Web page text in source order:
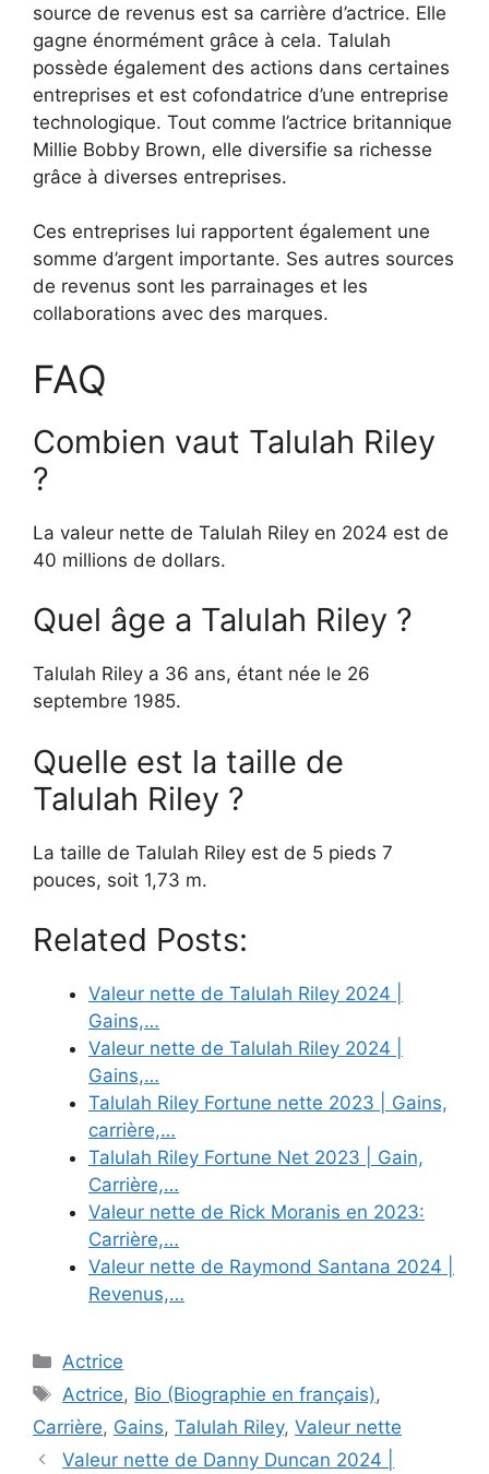
source de revenus est sa carrière d’actrice. Elle
gagne énormément grâce à cela. Talulah
possède également des actions dans certaines
entreprises et est cofondatrice d’une entreprise
technologique. Tout comme l’actrice britannique
Millie Bobby Brown, elle diversifie sa richesse
grâce à diverses entreprises.
Ces entreprises lui rapportent également une
somme d’argent importante. Ses autres sources
de revenus sont les parrainages et les
collaborations avec des marques.
FAQ
Combien vaut Talulah Riley
?
La valeur nette de Talulah Riley en 2024 est de
40 millions de dollars.
Quel âge a Talulah Riley ?
Talulah Riley a 36 ans, étant née le 26
septembre 1985.
Quelle est la taille de
Talulah Riley ?
La taille de Talulah Riley est de 5 pieds 7
pouces, soit 1,73 m.
Related Posts:
Valeur nette de Talulah Riley 2024 |
Gains,…
Valeur nette de Talulah Riley 2024 |
Gains,…
Talulah Riley Fortune nette 2023 | Gains,
carrière,…
Talulah Riley Fortune Net 2023 | Gain,
Carrière,…
Valeur nette de Rick Moranis en 2023:
Carrière,…
Valeur nette de Raymond Santana 2024 |
Revenus,…
Categories
Actrice
Tags
Actrice, Bio (Biographie en français),
Carrière, Gains, Talulah Riley, Valeur nette
Valeur nette de Danny Duncan 2024 |